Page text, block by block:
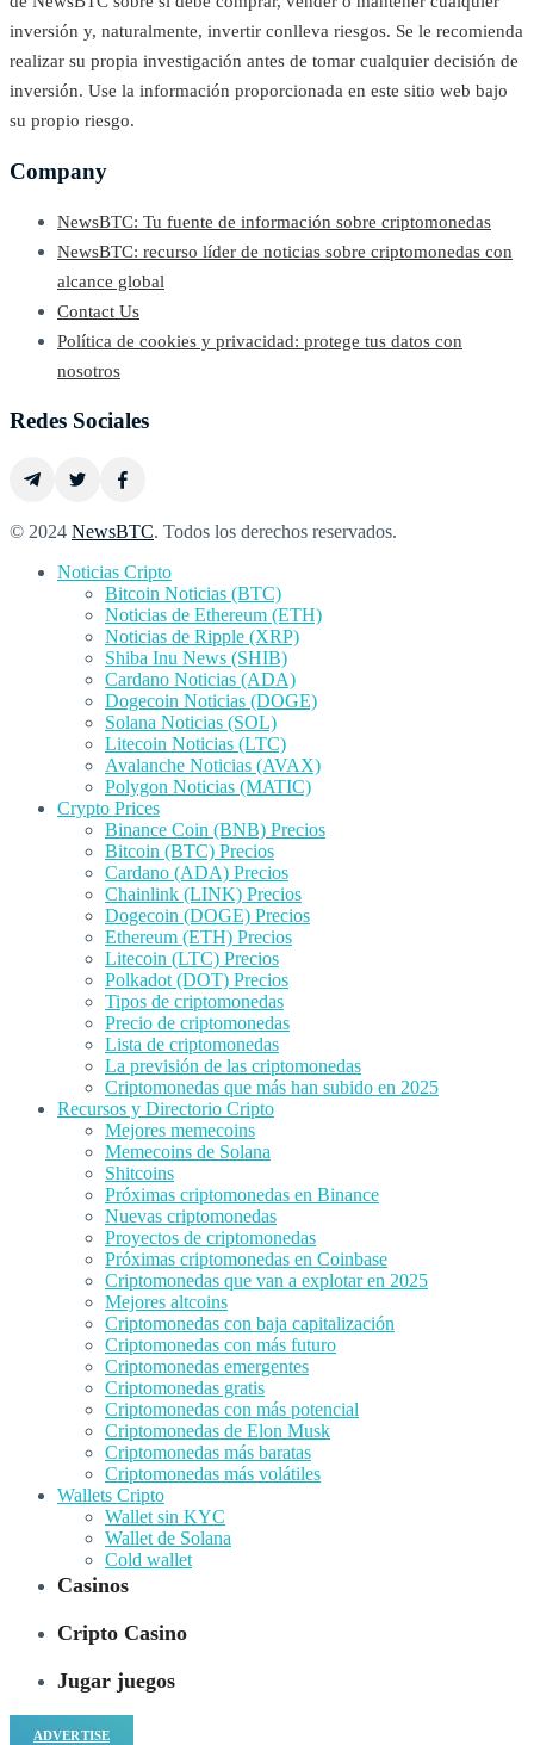
inversión y, naturalmente, invertir conlleva riesgos. Se le recomienda
realizar su propia investigación antes de tomar cualquier decisión de
inversión. Use la información proporcionada en este sitio web bajo
su propio riesgo.
Company
NewsBTC: Tu fuente de información sobre criptomonedas
NewsBTC: recurso líder de noticias sobre criptomonedas con
alcance global
Contact Us
Política de cookies y privacidad: protege tus datos con
nosotros
Redes Sociales
© 2024 NewsBTC. Todos los derechos reservados.
Noticias Cripto
Bitcoin Noticias (BTC)
Noticias de Ethereum (ETH)
Noticias de Ripple (XRP)
Shiba Inu News (SHIB)
Cardano Noticias (ADA)
Dogecoin Noticias (DOGE)
Solana Noticias (SOL)
Litecoin Noticias (LTC)
Avalanche Noticias (AVAX)
Polygon Noticias (MATIC)
Crypto Prices
Binance Coin (BNB) Precios
Bitcoin (BTC) Precios
Cardano (ADA) Precios
Chainlink (LINK) Precios
Dogecoin (DOGE) Precios
Ethereum (ETH) Precios
Litecoin (LTC) Precios
Polkadot (DOT) Precios
Tipos de criptomonedas
Precio de criptomonedas
Lista de criptomonedas
La previsión de las criptomonedas
Criptomonedas que más han subido en 2025
Recursos y Directorio Cripto
Mejores memecoins
Memecoins de Solana
Shitcoins
Próximas criptomonedas en Binance
Nuevas criptomonedas
Proyectos de criptomonedas
Próximas criptomonedas en Coinbase
Criptomonedas que van a explotar en 2025
Mejores altcoins
Criptomonedas con baja capitalización
Criptomonedas con más futuro
Criptomonedas emergentes
Criptomonedas gratis
Criptomonedas con más potencial
Criptomonedas de Elon Musk
Criptomonedas más baratas
Criptomonedas más volátiles
Wallets Cripto
Wallet sin KYC
Wallet de Solana
Cold wallet
Casinos
Cripto Casino
Jugar juegos
ADVERTISE